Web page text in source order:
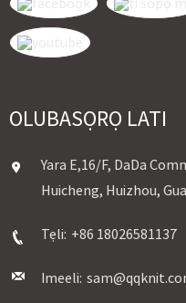
OLUBASỌRỌ LATI
Yara E,16/F, DaDa
Huicheng, Huizhou,
Tẹli: +86 18026581137
Imeeli: